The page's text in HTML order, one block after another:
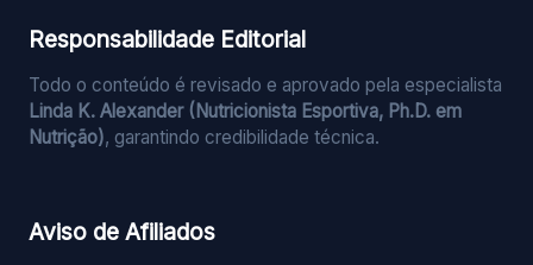
Responsabilidade Editorial
Todo o conteúdo é revisado e aprovado pela especialista
Linda K. Alexander (Nutricionista Esportiva, Ph.D. em
Nutrição), garantindo credibilidade técnica.
Aviso de Afiliados